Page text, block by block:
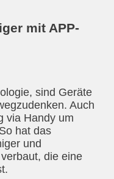
mit APP-
sind Geräte
Auch
via Handy um
hat das
und
die eine